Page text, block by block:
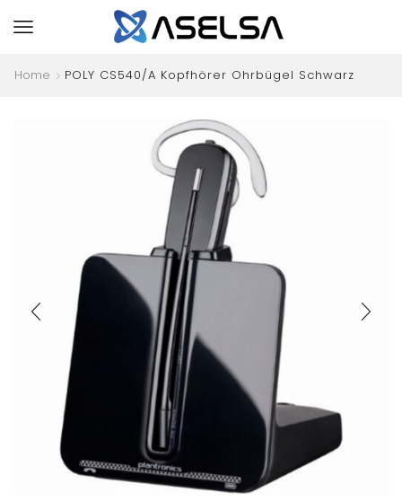
Home POLY CS540/A Kopfhörer Ohrbügel Schwarz